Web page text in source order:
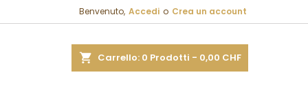
Benvenuto, Accedi o Crea un account
Carrello 0 Prodotti - 0,00 CHF